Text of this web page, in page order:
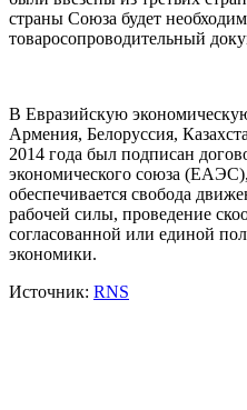
страны Союза будет
товаросопроводительный
В Евразийскую
Армения, Белоруссия,
2014 года был подписан
экономического союза
обеспечивается свобода
рабочей силы, проведение
согласованной или единой
экономики.
Источник: RNS